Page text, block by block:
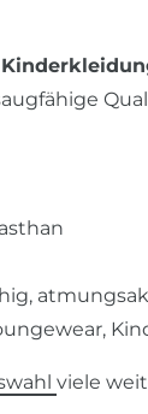
viele